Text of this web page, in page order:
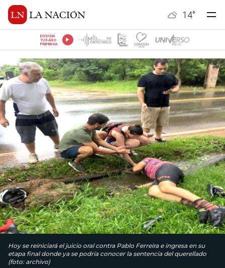
14°
ESCUCHÁ
TU RADIO
PREFERIDA
Hoy se reiniciará el juicio oral contra Pablo Ferreira e ingresa en su
etapa final donde ya se podría conocer la sentencia del querellado
(foto: archivo)